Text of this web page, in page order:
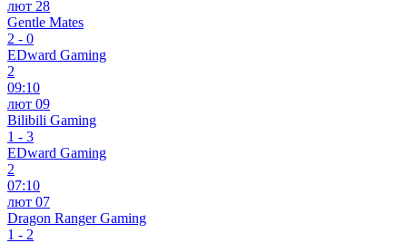
лют 28
Gentle Mates
2 - 0
EDward Gaming
2
09:10
лют 09
Bilibili Gaming
1 - 3
EDward Gaming
2
07:10
лют 07
Dragon Ranger Gaming
1 - 2